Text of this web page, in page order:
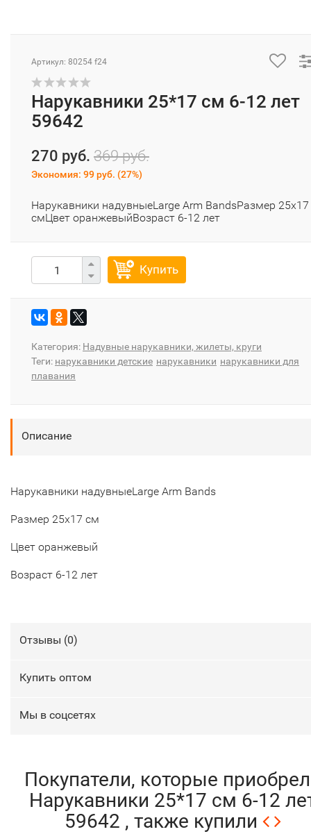
Артикул: 80254 f24
Нарукавники 25*17 см 6-12 лет
59642
270 руб. 369 руб.
Экономия: 99 руб. (27%)
Нарукавники надувныеLarge Arm BandsРазмер 25х17
смЦвет оранжевыйВозраст 6-12 лет
Купить
Категория: Надувные нарукавники, жилеты, круги
Теги: нарукавники детские нарукавники нарукавники для
плавания
Описание
Нарукавники надувныеLarge Arm Bands
Размер 25х17 см
Цвет оранжевый
Возраст 6-12 лет
Отзывы (0)
Купить оптом
Мы в соцсетях
Покупатели, которые
Нарукавники 25*17 см 6-12
59642 , также купили